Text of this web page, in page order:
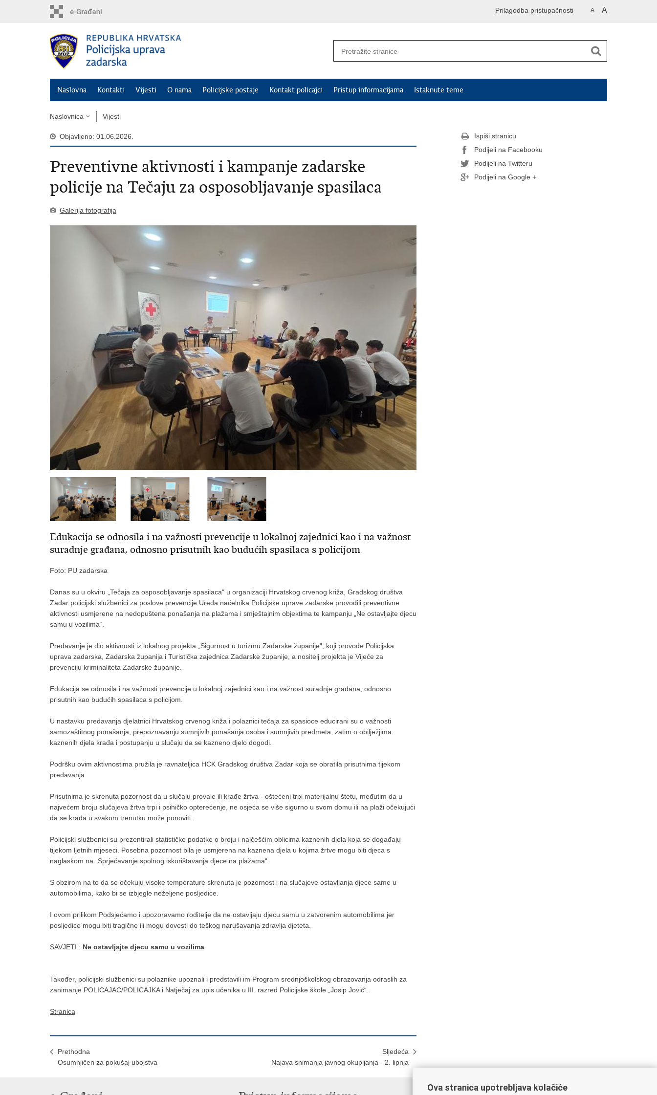
A A
Prilagodba pristupačnosti
Naslovna Kontakti Vijesti O nama Policijske postaje Kontakt policajci Pristup informacijama Istaknute teme
Naslovnica Vijesti
Objavljeno: 01.06.2026.
Preventivne aktivnosti i kampanje zadarske
policije na Tečaju za osposobljavanje spasilaca
Galerija fotografija
Edukacija se odnosila i na važnosti prevencije u lokalnoj zajednici kao i na važnost
suradnje građana, odnosno prisutnih kao budućih spasilaca s policijom
Foto: PU zadarska
Danas su u okviru „Tečaja za osposobljavanje spasilaca" u organizaciji Hrvatskog crvenog križa, Gradskog društva
Zadar policijski službenici za poslove prevencije Ureda načelnika Policijske uprave zadarske provodili preventivne
aktivnosti usmjerene na nedopuštena ponašanja na plažama i smještajnim objektima te kampanju „Ne ostavljajte djecu
samu u vozilima“.
Predavanje je dio aktivnosti iz lokalnog projekta „Sigurnost u turizmu Zadarske županije", koji provode Policijska
uprava zadarska, Zadarska županija i Turistička zajednica Zadarske županije, a nositelj projekta je Vijeće za
prevenciju kriminaliteta Zadarske županije.
Edukacija se odnosila i na važnosti prevencije u lokalnoj zajednici kao i na važnost suradnje građana, odnosno
prisutnih kao budućih spasilaca s policijom.
U nastavku predavanja djelatnici Hrvatskog crvenog križa i polaznici tečaja za spasioce educirani su o važnosti
samozaštitnog ponašanja, prepoznavanju sumnjivih ponašanja osoba i sumnjivih predmeta, zatim o obilježjima
kaznenih djela krađa i postupanju u slučaju da se kazneno djelo dogodi.
Podršku ovim aktivnostima pružila je ravnateljica HCK Gradskog društva Zadar koja se obratila prisutnima tijekom
predavanja.
Prisutnima je skrenuta pozornost da u slučaju provale ili krađe žrtva - oštećeni trpi materijalnu štetu, međutim da u
najvećem broju slučajeva žrtva trpi i psihičko opterećenje, ne osjeća se više sigurno u svom domu ili na plaži očekujući
da se krađa u svakom trenutku može ponoviti.
Policijski službenici su prezentirali statističke podatke o broju i najčešćim oblicima kaznenih djela koja se događaju
tijekom ljetnih mjeseci. Posebna pozornost bila je usmjerena na kaznena djela u kojima žrtve mogu biti djeca s
naglaskom na „Sprječavanje spolnog iskorištavanja djece na plažama“.
S obzirom na to da se očekuju visoke temperature skrenuta je pozornost i na slučajeve ostavljanja djece same u
automobilima, kako bi se izbjegle neželjene posljedice.
I ovom prilikom Podsjećamo i upozoravamo roditelje da ne ostavljaju djecu samu u zatvorenim automobilima jer
posljedice mogu biti tragične ili mogu dovesti do teškog narušavanja zdravlja djeteta.
SAVJETI : Ne ostavljajte djecu samu u vozilima
Također, policijski službenici su polaznike upoznali i predstavili im Program srednjoškolskog obrazovanja odraslih za
zanimanje POLICAJAC/POLICAJKA i Natječaj za upis učenika u III. razred Policijske škole „Josip Jović“.
Stranica
Prethodna
Osumnjičen za pokušaj ubojstva
Sljedeća
Najava snimanja javnog okupljanja - 2. lipnja
Ispiši stranicu
Podijeli na Facebooku
Podijeli na Twitteru
Podijeli na Google +
Ova stranica upotrebljava kolačiće